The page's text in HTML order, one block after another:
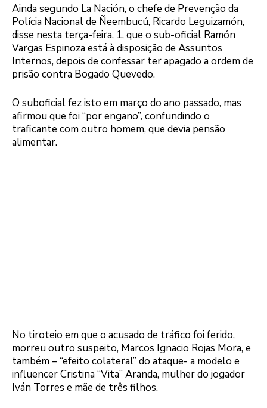
Ainda segundo La Nación, o chefe de Prevenção da
Polícia Nacional de Ñeembucú, Ricardo Leguizamón,
disse nesta terça-feira, 1, que o sub-oficial Ramón
Vargas Espinoza está à disposição de Assuntos
Internos, depois de confessar ter apagado a ordem de
prisão contra Bogado Quevedo.
O suboficial fez isto em março do ano passado, mas
afirmou que foi “por engano”, confundindo o
traficante com outro homem, que devia pensão
alimentar.
No tiroteio em que o acusado de tráfico foi ferido,
morreu outro suspeito, Marcos Ignacio Rojas Mora, e
também – “efeito colateral” do ataque- a modelo e
influencer Cristina “Vita” Aranda, mulher do jogador
Iván Torres e mãe de três filhos.